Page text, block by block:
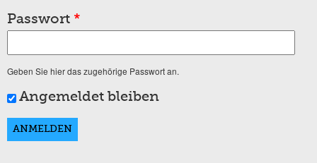
Passwort *
Geben Sie hier das zugehörige Passwort an.
Angemeldet bleiben